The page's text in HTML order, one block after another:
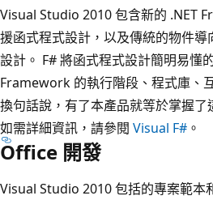
Visual Studio 2010 包含新的 .NET
援函式程式設計，以及傳統的物件導
設計。 F# 將函式程式設計簡明易懂
Framework 的執行階段、程式庫、
換句話說，有了本產品就等於掌握了
如需詳細資訊，請參閱 Visual F# 。
Office 開發
Visual Studio 2010 包括的專案範本